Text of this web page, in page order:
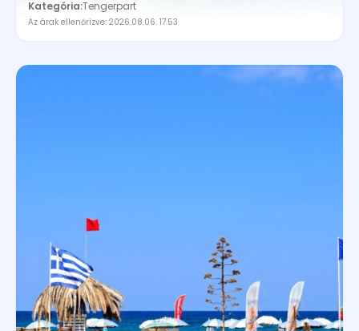
99.600Ft
Kategória:Tengerpart
Az árak ellenőrizve: 2026.08.06. 17:53